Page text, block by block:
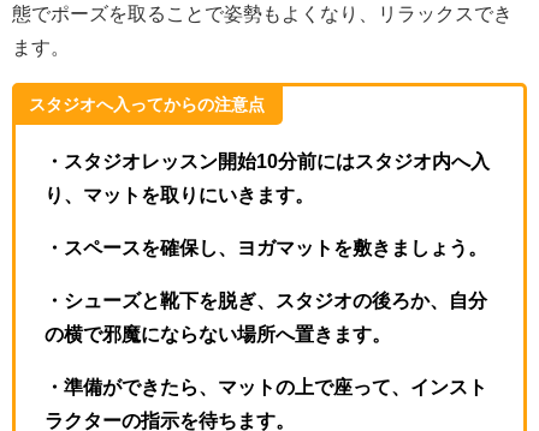
態でポーズを取ることで姿勢もよくなり、リラックスでき
ます。
スタジオへ入ってからの注意点
・スタジオレッスン開始10分前にはスタジオ内へ入
り、マットを取りにいきます。
・スペースを確保し、ヨガマットを敷きましょう。
・シューズと靴下を脱ぎ、スタジオの後ろか、自分
の横で邪魔にならない場所へ置きます。
・準備ができたら、マットの上で座って、インスト
ラクターの指示を待ちます。